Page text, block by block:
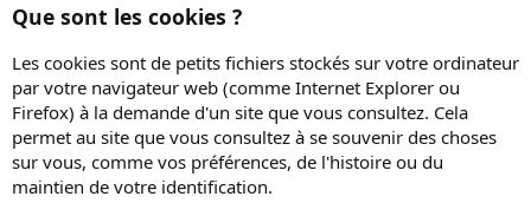
Que sont les cookies ?
Les cookies sont de petits fichiers stockés sur votre ordinateur
par votre navigateur web (comme Internet Explorer ou
Firefox) à la demande d'un site que vous consultez. Cela
permet au site que vous consultez à se souvenir des choses
sur vous, comme vos préférences, de l'histoire ou du
maintien de votre identification.